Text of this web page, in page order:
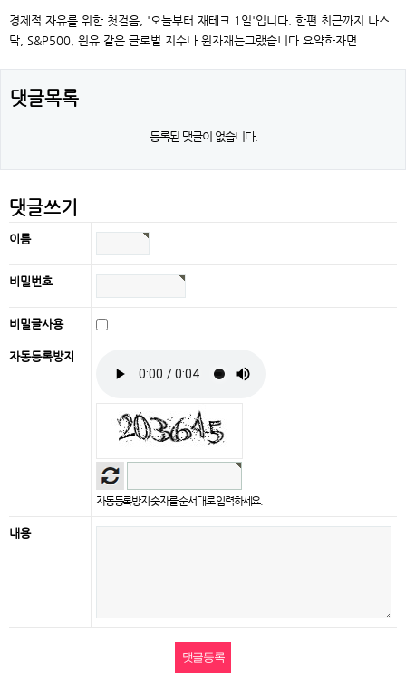
경제적 자유를 위한 첫걸음, '오늘부터 재테크 1일'입니다. 한편 최근까지 나스
닥, S&P500, 원유 같은 글로벌 지수나 원자재는그랬습니다 요약하자면
댓글목록
등록된 댓글이 없습니다.
댓글쓰기
이름
비밀번호
비밀글사용
자동등록방지
자동등록방지 숫자를 순서대로 입력하세요.
내용